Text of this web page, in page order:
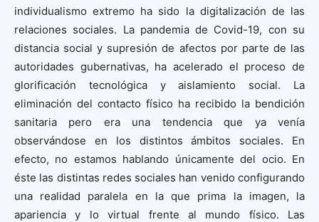
individualismo extremo ha sido la digitalización de las
relaciones sociales. La pandemia de Covid-19, con su
distancia social y supresión de afectos por parte de las
autoridades gubernativas, ha acelerado el proceso de
glorificación tecnológica y aislamiento social. La
eliminación del contacto físico ha recibido la bendición
sanitaria pero era una tendencia que ya venía
observándose en los distintos ámbitos sociales. En
efecto, no estamos hablando únicamente del ocio. En
éste las distintas redes sociales han venido configurando
una realidad paralela en la que prima la imagen, la
apariencia y lo virtual frente al mundo físico. Las